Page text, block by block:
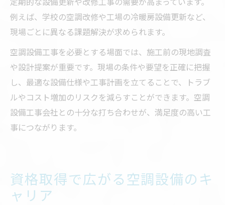
例えば、学校の空調改修や工場の冷暖房設備更新など、
現場ごとに異なる課題解決が求められます。
空調設備工事を必要とする場面では、施工前の現地調査
や設計提案が重要です。現場の条件や要望を正確に把握
し、最適な設備仕様や工事計画を立てることで、トラブ
ルやコスト増加のリスクを減らすことができます。空調
設備工事会社との十分な打ち合わせが、満足度の高い工
事につながります。
資格取得で広がる空調設備のキ
ャリア